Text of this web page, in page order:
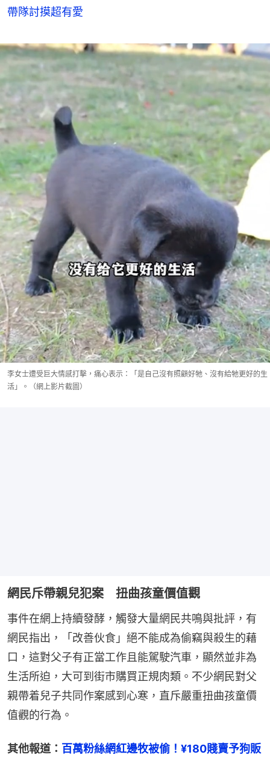
帶隊討摸超有愛
李女士遭受巨大情感打擊，痛心表示：「是自己沒有照顧好牠、沒有給牠更好的生
活」。（網上影片截圖）
網民斥帶親兒犯案 扭曲孩童價值觀
事件在網上持續發酵，觸發大量網民共鳴與批評，有
網民指出，「改善伙食」絕不能成為偷竊與殺生的藉
口，這對父子有正當工作且能駕駛汽車，顯然並非為
生活所迫，大可到街市購買正規肉類。不少網民對父
親帶着兒子共同作案感到心寒，直斥嚴重扭曲孩童價
值觀的行為。
其他報道： 百萬粉絲網紅邊牧被偷！¥180賤賣予狗販